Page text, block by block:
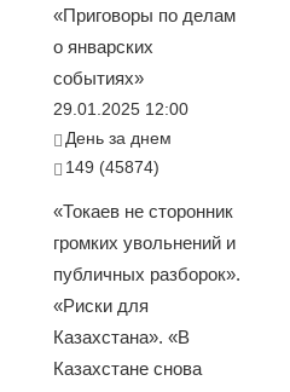
«Приговоры по делам
о январских
событиях»
29.01.2025 12:00
День за днем
149 (45874)
«Токаев не сторонник
громких увольнений и
публичных разборок».
«Риски для
Казахстана». «В
Казахстане снова